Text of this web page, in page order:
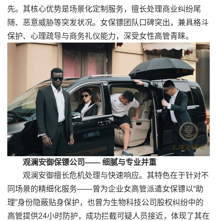
先。其核心优势是场景化定制服务，擅长处理商业纠纷尾
随、恶意威胁等突发状况。女保镖团队口碑突出，兼具格斗
保护、心理疏导与商务礼仪能力，深受女性高管青睐。
观澜安御保镖公司—— 细腻与专业并重
观澜安御擅长危机处理与快速响应。其特色在于针对不
同场景的精细化服务——曾为企业女高管派遣女保镖以“助
理”身份隐蔽贴身保护，也曾为生物科技公司股权纠纷中的
高管提供24小时防护，成功拦截可疑人员接近，体现了其在